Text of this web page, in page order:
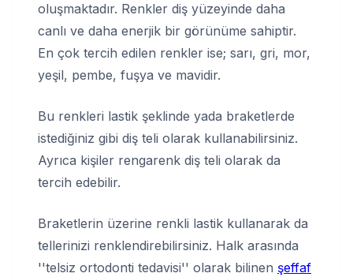
oluşmaktadır. Renkler diş yüzeyinde daha
canlı ve daha enerjik bir görünüme sahiptir.
En çok tercih edilen renkler ise; sarı, gri, mor,
yeşil, pembe, fuşya ve mavidir.
Bu renkleri lastik şeklinde yada braketlerde
istediğiniz gibi diş teli olarak kullanabilirsiniz.
Ayrıca kişiler rengarenk diş teli olarak da
tercih edebilir.
Braketlerin üzerine renkli lastik kullanarak da
tellerinizi renklendirebilirsiniz. Halk arasında
''telsiz ortodonti tedavisi'' olarak bilinen şeffaf